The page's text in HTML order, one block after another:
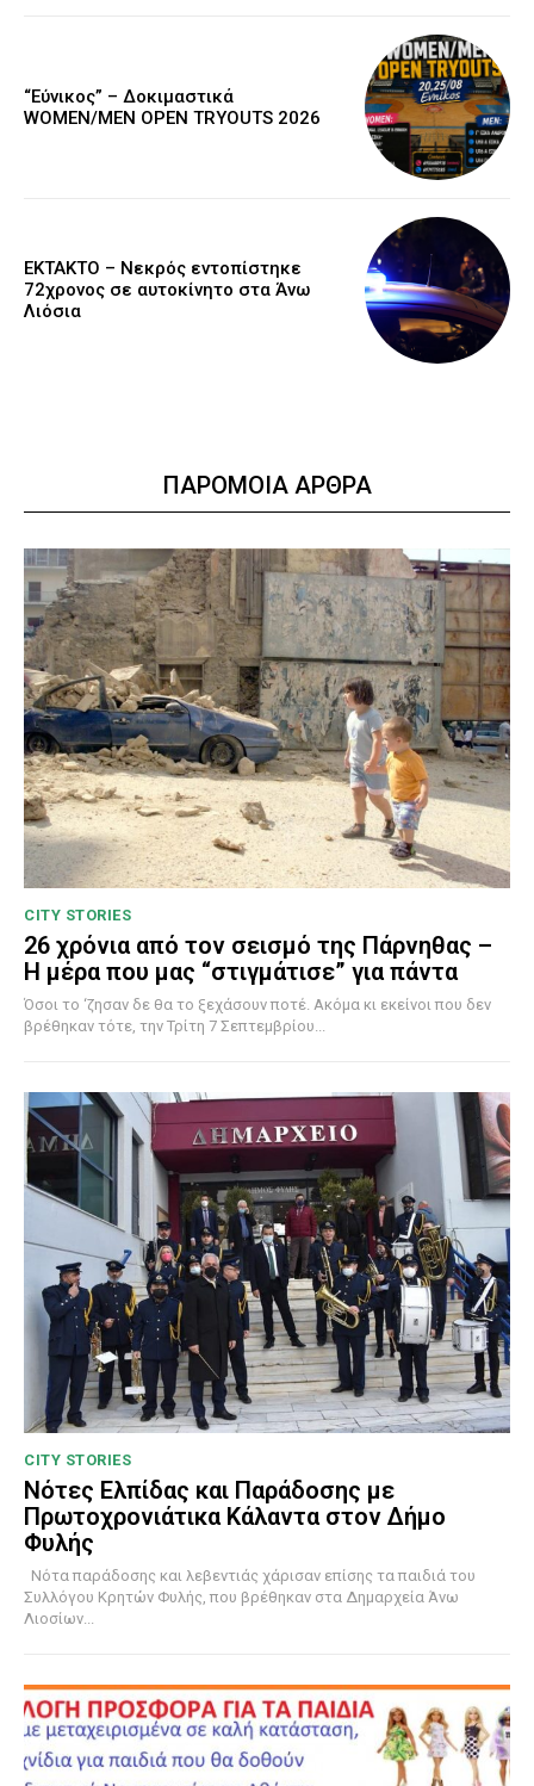
“Εύνικος” – Δοκιμαστικά
WOMEN/MEN OPEN TRYOUTS 2026
EKTAKTO – Νεκρός εντοπίστηκε
72χρονος σε αυτοκίνητο στα Άνω
Λιόσια
ΠΑΡΟΜΟΙΑ ΑΡΘΡΑ
CITY STORIES
26 χρόνια από τον σεισμό της Πάρνηθας –
Η μέρα που μας “στιγμάτισε” για πάντα
Όσοι το ‘ζησαν δε θα το ξεχάσουν ποτέ. Ακόμα κι εκείνοι που δεν
βρέθηκαν τότε, την Τρίτη 7 Σεπτεμβρίου...
CITY STORIES
Νότες Ελπίδας και Παράδοσης με
Πρωτοχρονιάτικα Κάλαντα στον Δήμο
Φυλής
Νότα παράδοσης και λεβεντιάς χάρισαν επίσης τα παιδιά του
Συλλόγου Κρητών Φυλής, που βρέθηκαν στα Δημαρχεία Άνω
Λιοσίων...